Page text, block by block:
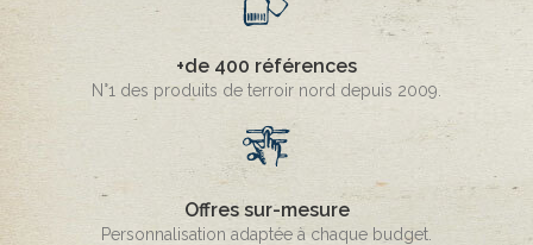
+de 400 références
N°1 des produits de terroir nord depuis 2009.
Offres sur-mesure
Personnalisation adaptée à chaque budget.